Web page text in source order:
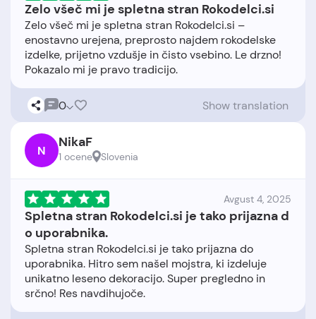
Zelo všeč mi je spletna stran Rokodelci.si
Zelo všeč mi je spletna stran Rokodelci.si –
enostavno urejena, preprosto najdem rokodelske
izdelke, prijetno vzdušje in čisto vsebino. Le drzno!
0 Show translation
N NikaF
1 ocene Slovenia
Avgust 4, 2025
Spletna stran Rokodelci.si je tako prijazna d
o uporabnika.
Spletna stran Rokodelci.si je tako prijazna do
uporabnika. Hitro sem našel mojstra, ki izdeluje
unikatno leseno dekoracijo. Super pregledno in